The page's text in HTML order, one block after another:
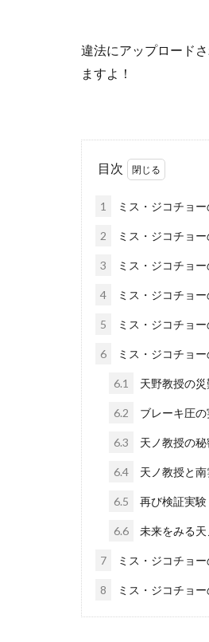
違法にアップロード
ますよ！
目次
1 ミス・ジコチョ
2 ミス・ジコチョ
3 ミス・ジコチョ
4 ミス・ジコチョ
5 ミス・ジコチョ
6 ミス・ジコチョ
6.1 天野教授の災
6.2 ブレーキ圧
6.3 天ノ教授の
6.4 天ノ教授と
6.5 再び検証実験
6.6 未来をみる
7 ミス・ジコチョ
8 ミス・ジコチョ